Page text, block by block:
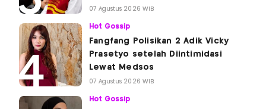
07 Agustus 2026 WIB
Hot Gossip
Fangfang Polisikan 2 Adik Vicky
Prasetyo setelah Diintimidasi
Lewat Medsos
07 Agustus 2026 WIB
Hot Gossip